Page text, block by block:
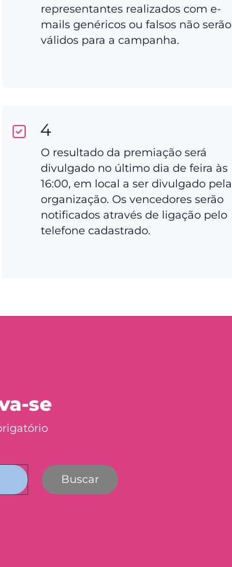
representantes realizados com e-
mails genéricos ou falsos não serão
válidos para a campanha.
4
O resultado da premiação será
divulgado no último dia de feira às
16:00, em local a ser divulgado pela
organização. Os vencedores serão
notificados através de ligação pelo
telefone cadastrado.
se
Buscar